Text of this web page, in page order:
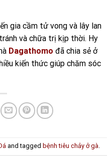
gia cầm tử vong và lây lan
và chữa trị kịp thời. Hy
Dagathomo đã chia sẻ ở
kiến thức giúp chăm sóc
and tagged bệnh tiêu chảy ở gà.